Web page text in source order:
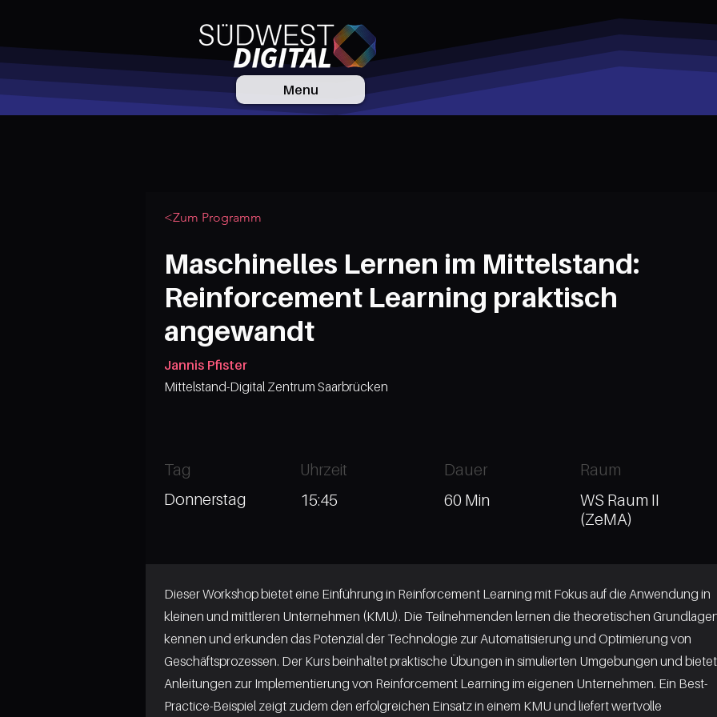
Menu
<Zum Programm
Maschinelles Lernen im Mittelstand:
Reinforcement Learning praktisch
angewandt
Jannis Pfister
Mittelstand-Digital Zentrum Saarbrücken
Tag
Donnerstag
Uhrzeit
15:45
Dauer
Raum
60 Min
WS Raum II
(ZeMA)
Dieser Workshop bietet eine Einführung in Reinforcement Learning mit Fokus auf die Anwendung in
kleinen und mittleren Unternehmen (KMU). Die Teilnehmenden lernen die theoretischen
kennen und erkunden das Potenzial der Technologie zur Automatisierung und Optimierung von
Geschäftsprozessen. Der Kurs beinhaltet praktische Übungen in simulierten Umgebungen und bietet
Anleitungen zur Implementierung von Reinforcement Learning im eigenen Unternehmen. Ein Best-
Practice-Beispiel zeigt zudem den erfolgreichen Einsatz in einem KMU und liefert wertvolle